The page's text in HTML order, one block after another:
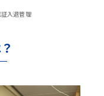
入退管理